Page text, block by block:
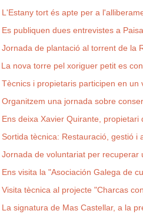
L'Estany tort és apte per a
Es publiquen dues entrevistes a
Jornada de plantació al torrent de la
La nova torre pel xoriguer petit es
Tècnics i propietaris participen en
Organitzem una jornada sobre
Ens deixa Xavier Quirante, propietari
Sortida tècnica: Restauració, gestió i
Jornada de voluntariat per recuperar
Ens visita la "Asociación Galega de
Visita tècnica al projecte "Charcas
La signatura de Mas Castellar, a la